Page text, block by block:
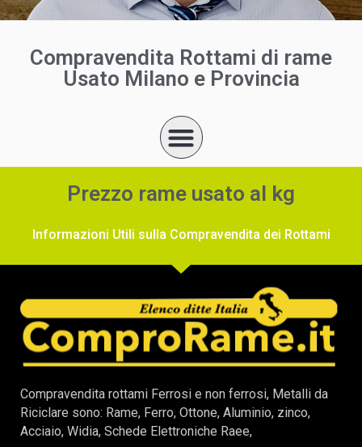
Compravendita Rottami di rame
Usato Milano e Provincia
Prezzo rame usato al kg
Informazioni Utili sulla Compravendita dei Rottami
Compravendita rottami Ferrosi e non ferrosi, Metalli da
Riciclare sono: Rame, Ferro, Ottone, Aluminio, zinco,
Acciaio, Widia, Schede Elettroniche Raee,